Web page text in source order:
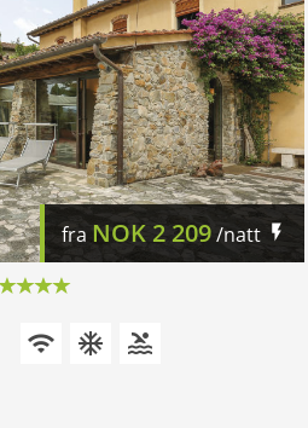
fraNOK2 209/natt